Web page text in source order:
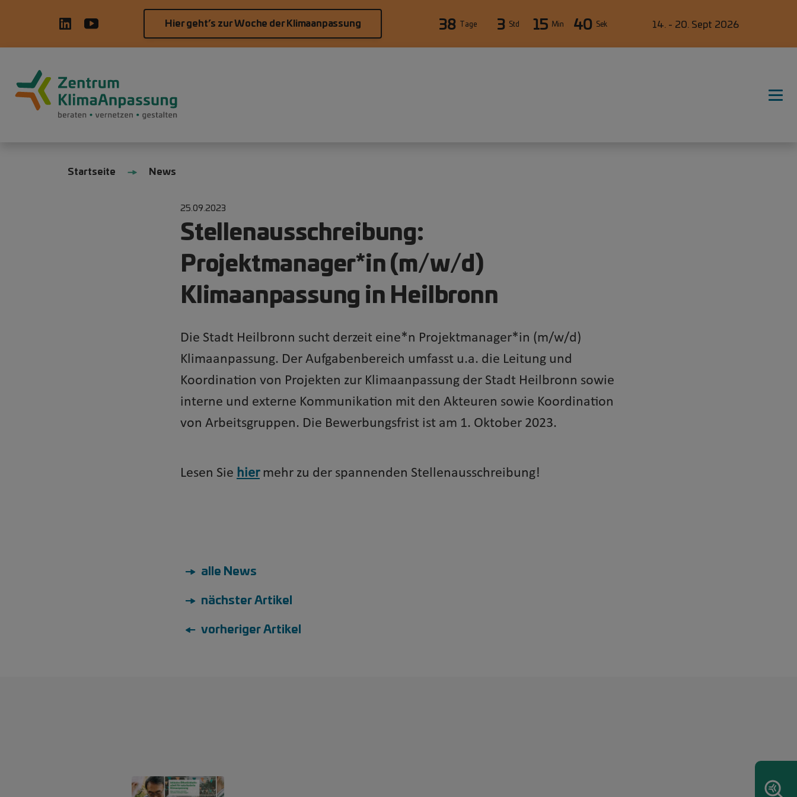
Hier geht’s zur Woche der Klimaanpassung
38 Tage 3 Std 15 Min 40 Sek 14. - 20. Sept 2026
Pfadnavigation
Startseite News
25.09.2023
Stellenausschreibung:
Projektmanager*in (m/w/d)
Klimaanpassung in Heilbronn
Die Stadt Heilbronn sucht derzeit eine*n Projektmanager*in (m/w/d)
Klimaanpassung. Der Aufgabenbereich umfasst u.a. die Leitung und
Koordination von Projekten zur Klimaanpassung der Stadt Heilbronn sowie
interne und externe Kommunikation mit den Akteuren sowie Koordination
von Arbeitsgruppen. Die Bewerbungsfrist ist am 1. Oktober 2023.
Lesen Sie hiermehr zu der spannenden Stellenausschreibung!
→ alle News
→ nächster Artikel
← vorheriger Artikel